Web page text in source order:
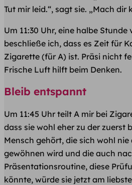
Tut mir leid.“, sagt sie. „Mach dir
Um 11:30 Uhr, eine halbe
beschließe ich, dass es Zeit für
Zigarette (für A) ist. Präsi nicht
Frische Luft hilft beim Denken.
​Bleib entspannt
Um 11:45 Uhr teilt A mir bei
dass sie wohl eher zu der zuerst
Mensch gehört, die sich wohl
gewöhnen wird und die auch
Präsentationsroutine, diese
könnte, würde sie jetzt am